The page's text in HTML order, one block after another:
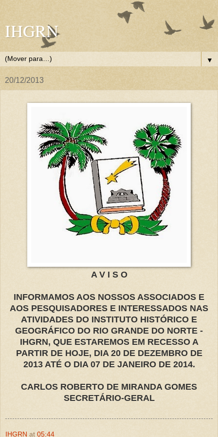
IHGRN
▼
20/12/2013
A V I S O
INFORMAMOS AOS NOSSOS ASSOCIADOS E
AOS PESQUISADORES E INTERESSADOS NAS
ATIVIDADES DO INSTITUTO HISTÓRICO E
GEOGRÁFICO DO RIO GRANDE DO NORTE -
IHGRN, QUE ESTAREMOS EM RECESSO A
PARTIR DE HOJE, DIA 20 DE DEZEMBRO DE
2013 ATÉ O DIA 07 DE JANEIRO DE 2014.
CARLOS ROBERTO DE MIRANDA GOMES
SECRETÁRIO-GERAL
IHGRN at 05:44